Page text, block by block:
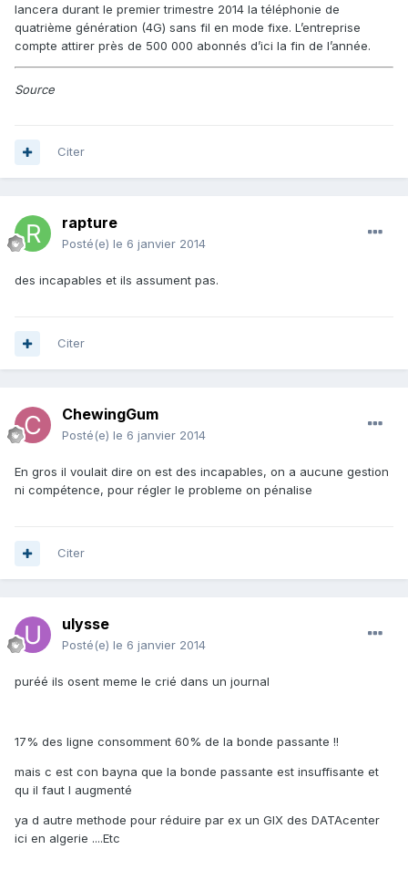
lancera durant le premier trimestre 2014 la téléphonie de
quatrième génération (4G) sans fil en mode fixe. L’entreprise
compte attirer près de 500 000 abonnés d’ici la fin de l’année.
Source
Citer
rapture
Posté(e) le 6 janvier 2014
des incapables et ils assument pas.
Citer
ChewingGum
Posté(e) le 6 janvier 2014
En gros il voulait dire on est des incapables, on a aucune gestion
ni compétence, pour régler le probleme on pénalise
Citer
ulysse
Posté(e) le 6 janvier 2014
puréé ils osent meme le crié dans un journal
17% des ligne consomment 60% de la bonde passante !!
mais c est con bayna que la bonde passante est insuffisante et
qu il faut l augmenté
ya d autre methode pour réduire par ex un GIX des DATAcenter
ici en algerie ....Etc